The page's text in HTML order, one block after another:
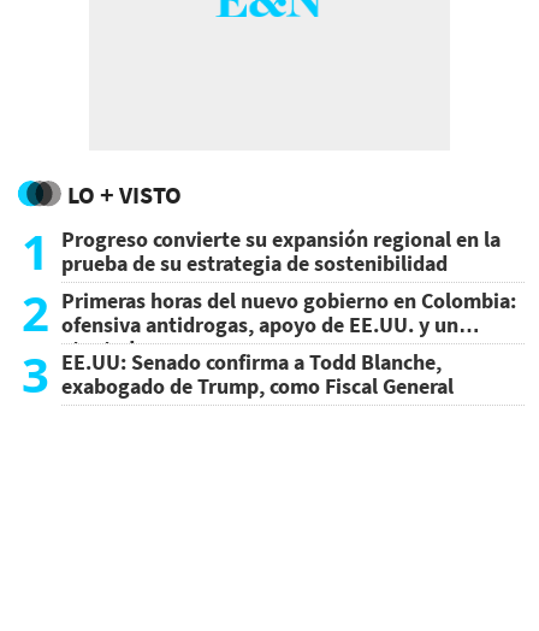
LO + VISTO
1
Progreso convierte su expansión regional en la
prueba de su estrategia de sostenibilidad
2 Primeras horas del nuevo gobierno en Colombia:
ofensiva antidrogas, apoyo de EE.UU. y un
atentado
3 EE.UU: Senado confirma a Todd Blanche,
exabogado de Trump, como Fiscal General